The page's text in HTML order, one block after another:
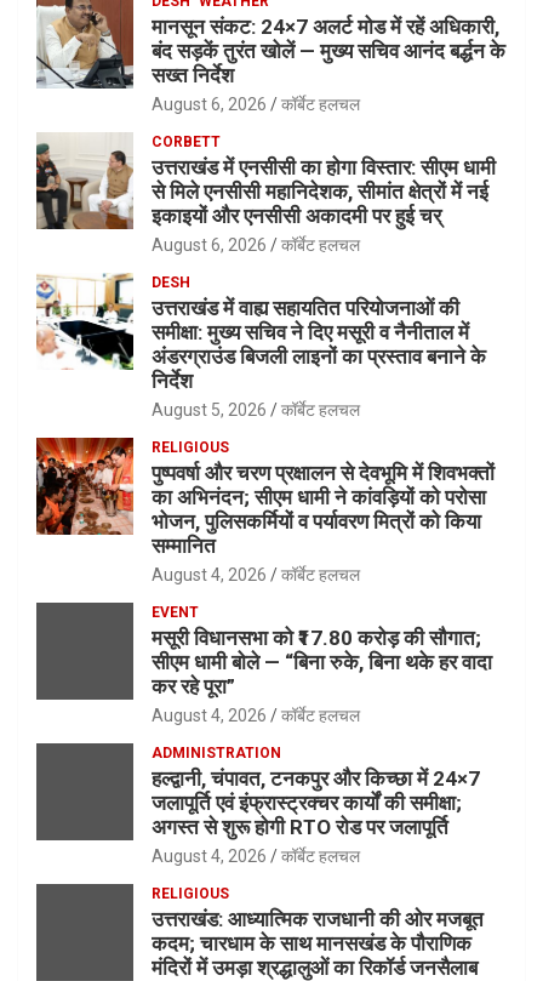
मानसून संकट: 24×7 अलर्ट मोड में रहें अधिकारी,
बंद सड़कें तुरंत खोलें — मुख्य सचिव आनंद बर्द्धन के
सख्त निर्देश
August 6, 2026 कॉर्बेट हलचल
CORBETT
उत्तराखंड में एनसीसी का होगा विस्तार: सीएम धामी
से मिले एनसीसी महानिदेशक, सीमांत क्षेत्रों में नई
इकाइयों और एनसीसी अकादमी पर हुई चर्
August 6, 2026 कॉर्बेट हलचल
DESH
उत्तराखंड में वाह्य सहायतित परियोजनाओं की
समीक्षा: मुख्य सचिव ने दिए मसूरी व नैनीताल में
अंडरग्राउंड बिजली लाइनों का प्रस्ताव बनाने के
निर्देश
August 5, 2026 कॉर्बेट हलचल
RELIGIOUS
पुष्पवर्षा और चरण प्रक्षालन से देवभूमि में शिवभक्तों
का अभिनंदन; सीएम धामी ने कांवड़ियों को परोसा
भोजन, पुलिसकर्मियों व पर्यावरण मित्रों को किया
सम्मानित
August 4, 2026 कॉर्बेट हलचल
EVENT
मसूरी विधानसभा को ₹17.80 करोड़ की सौगात;
सीएम धामी बोले — “बिना रुके, बिना थके हर वादा
कर रहे पूरा”
August 4, 2026 कॉर्बेट हलचल
ADMINISTRATION
हल्द्वानी, चंपावत, टनकपुर और किच्छा में 24×7
जलापूर्ति एवं इंफ्रास्ट्रक्चर कार्यों की समीक्षा;
अगस्त से शुरू होगी RTO रोड पर जलापूर्ति
August 4, 2026 कॉर्बेट हलचल
RELIGIOUS
उत्तराखंड: आध्यात्मिक राजधानी की ओर मजबूत
कदम; चारधाम के साथ मानसखंड के पौराणिक
मंदिरों में उमड़ा श्रद्धालुओं का रिकॉर्ड जनसैलाब